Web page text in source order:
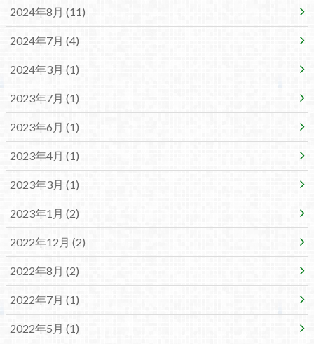
2024年8月 (11)
2024年7月 (4)
2024年3月 (1)
2023年7月 (1)
2023年6月 (1)
2023年4月 (1)
2023年3月 (1)
2023年1月 (2)
2022年12月 (2)
2022年8月 (2)
2022年7月 (1)
2022年5月 (1)